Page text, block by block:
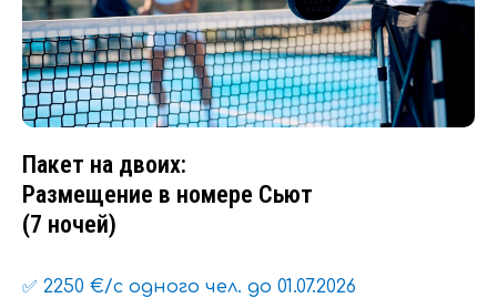
Пакет на двоих:
Размещение в номере Сьют
(7 ночей)
✅ 2250 €/с одного чел. до 01.07.2026